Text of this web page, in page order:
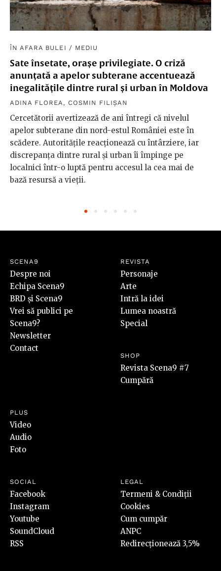
ÎN AFARA BULEI / MEDIU
Sate însetate, orașe privilegiate. O criză
anunțată a apelor subterane accentuează
inegalitățile dintre rural și urban în Moldova
ADINA FLOREA , COSMIN FILIȘAN
Cercetătorii avertizează de ani întregi că nivelul
apelor subterane din nord-estul României este în
scădere. Autoritățile reacționează cu întârziere, iar
discrepanța dintre rural și urban îi împinge pe
localnici într-o luptă pentru accesul la cea mai de
bază resursă a vieții.
SCENA9
Despre noi
Echipa Scena9
BRD și Scena9
Vrei să publici pe
Scena9?
Newsletter
Contact
REVISTA
Personaje
Arte
Intră la idei
Lumea noastră
Special
SHOP
Revista Scena9 #7
Cumpără
PLUS
Video
Audio
Foto
SOCIAL
Facebook
Instagram
Youtube
SoundCloud
RSS
LEGAL
Termeni & Condiții
Cookies
Cum cumpăr
ANPC
Redirecționează 3,5%